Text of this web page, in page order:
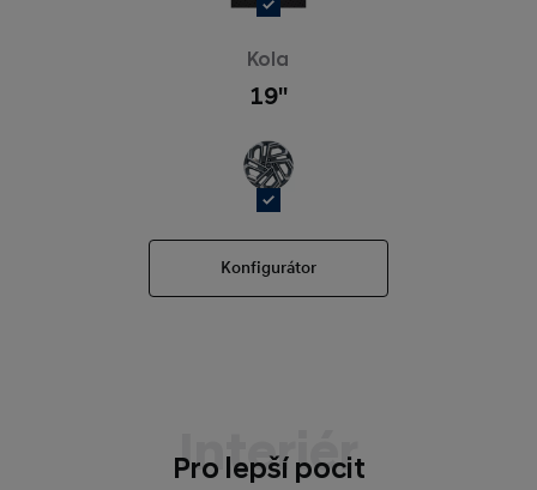
Kola
19''
Konfigurátor
Interiér
Pro lepší pocit